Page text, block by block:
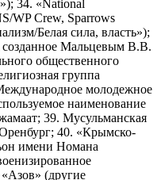
34. «National
WP Crew, Sparrows
Белая сила, власть»);
созданное Мальцевым В.В.
общественного
группа
молодежное
наименование
39. Мусульманская
40. «Крымско-
имени Номана
(другие